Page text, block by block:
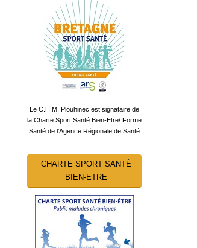
Le C.H.M. Plouhinec est signataire de
la Charte Sport Santé Bien-Etre/ Forme
Santé de l'Agence Régionale de Santé
CHARTE SPORT SANTÉ
BIEN-ETRE